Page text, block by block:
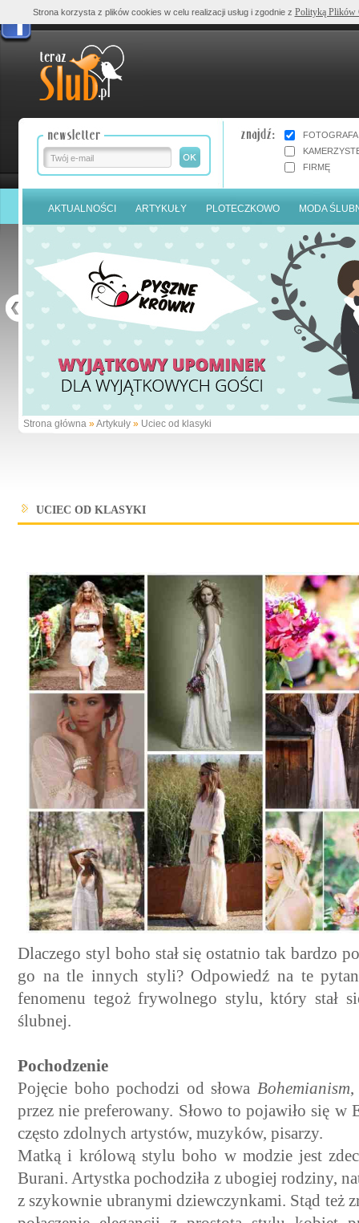
FOTOGRAFA
FIRMĘ
AKTUALNOŚCI ARTYKUŁY PLOTECZKOWO MODA
Strona główna »Artykuły » Uciec od klasyki
UCIEC OD KLASYKI
Dlaczego styl boho stał się ostatnio tak bardzo
go na tle innych styli? Odpowiedź na te
fenomenu tegoż frywolnego stylu, który stał
ślubnej.
Pochodzenie
Pojęcie boho pochodzi od słowa Bohemianism,
przez nie preferowany. Słowo to pojawiło się
często zdolnych artystów, muzyków, pisarzy.
Matką i królową stylu boho w modzie jest
Burani. Artystka pochodziła z ubogiej rodziny,
z szykownie ubranymi dziewczynkami. Stąd też
Strona korzysta z plików cookies w celu realizacji usług i zgodnie z Polityką Plików